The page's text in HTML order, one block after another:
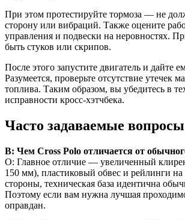
При этом протестируйте тормоза — не
сторону или вибраций. Также оцените
управления и подвески на неровностях.
быть стуков или скрипов.
После этого запустите двигатель и дайте
Разумеется, проверьте отсутствие утечек
топлива. Таким образом, вы убедитесь в
исправности кросс-хэтчбека.
Часто задаваемые
В: Чем Cross Polo отличается от
О: Главное отличие — увеличенный
150 мм), пластиковый обвес и рейлинги
стороны, техническая база идентична
Поэтому если вам нужна лучшая
оправдан.